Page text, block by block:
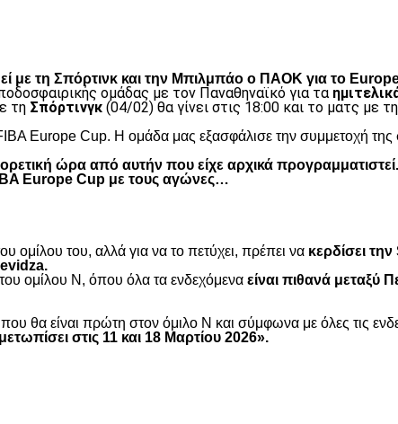
με τη Σπόρτινκ και την Μπιλμπάο ο ΠΑΟΚ για το
ομάδας με τον Παναθηναϊκό για τα
τη Σπόρτινγκ (04/02) θα γίνει στις 18:00 και το ματς με
Europe Cup. H ομάδα μας εξασφάλισε την συμμετοχή της
ώρα από αυτήν που είχε αρχικά προγραμματιστεί.
Europe Cup με τους αγώνες…
ομίλου του, αλλά για να το πετύχει, πρέπει να κερδίσει
ομίλου Ν, όπου όλα τα ενδεχόμενα είναι πιθανά μεταξύ
θα είναι πρώτη στον όμιλο Ν και σύμφωνα με όλες τις
στις 11 και 18 Μαρτίου 2026».